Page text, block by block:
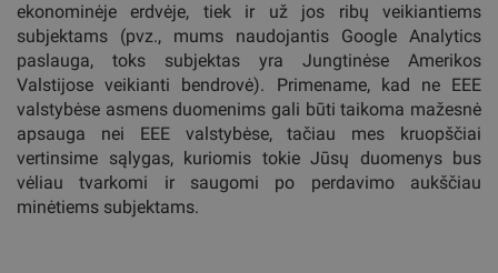
ekonominėje erdvėje, tiek ir už jos ribų veikiantiems
subjektams (pvz., mums naudojantis Google Analytics
paslauga, toks subjektas yra Jungtinėse Amerikos
Valstijose veikianti bendrovė). Primename, kad ne EEE
valstybėse asmens duomenims gali būti taikoma mažesnė
apsauga nei EEE valstybėse, tačiau mes kruopščiai
vertinsime sąlygas, kuriomis tokie Jūsų duomenys bus
vėliau tvarkomi ir saugomi po perdavimo aukščiau
minėtiems subjektams.